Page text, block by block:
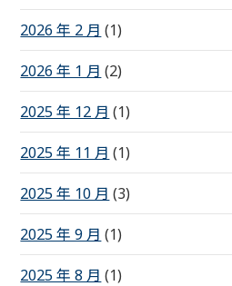
2026 年 2 月 (1)
2026 年 1 月 (2)
2025 年 12 月 (1)
2025 年 11 月 (1)
2025 年 10 月 (3)
2025 年 9 月 (1)
2025 年 8 月 (1)